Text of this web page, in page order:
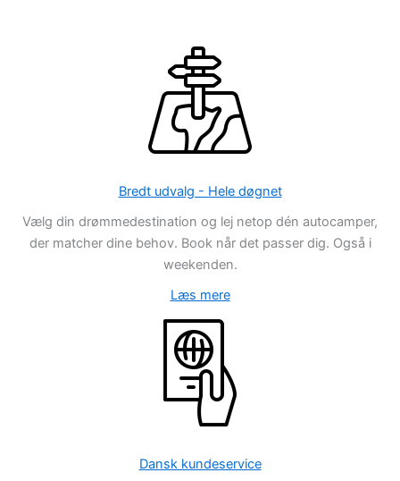
Bredt udvalg - Hele døgnet
Vælg din drømmedestination og lej netop dén autocamper,
der matcher dine behov. Book når det passer dig. Også i
weekenden.
Læs mere
Dansk kundeservice